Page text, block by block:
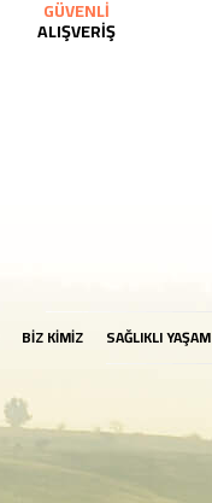
GÜVENLİ
ALIŞVERİŞ
BİZ KİMİZ SAĞLIKLI YAŞAM